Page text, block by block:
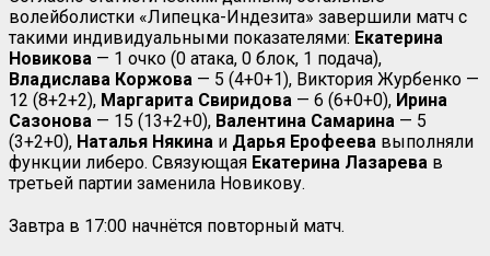
волейболистки «Липецка-Индезита» завершили матч с
такими индивидуальными показателями: Екатерина
Новикова — 1 очко (0 атака, 0 блок, 1 подача),
Владислава Коржова — 5 (4+0+1), Виктория Журбенко —
12 (8+2+2), Маргарита Свиридова — 6 (6+0+0), Ирина
Сазонова — 15 (13+2+0), Валентина Самарина — 5
(3+2+0), Наталья Някина и Дарья Ерофеева выполняли
функции либеро. Связующая Екатерина Лазарева в
третьей партии заменила Новикову.
Завтра в 17:00 начнётся повторный матч.